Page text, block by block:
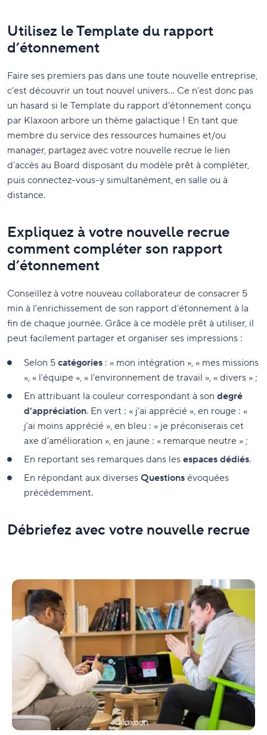
Utilisez le Template du rapport
d’étonnement
Faire ses premiers pas dans une toute nouvelle entreprise,
c’est découvrir un tout nouvel univers… Ce n’est donc pas
un hasard si le Template du rapport d’étonnement conçu
par Klaxoon arbore un thème galactique ! En tant que
membre du service des ressources humaines et/ou
manager, partagez avec votre nouvelle recrue le lien
d’accès au Board disposant du modèle prêt à compléter,
puis connectez-vous-y simultanément, en salle ou à
distance.
Expliquez à votre nouvelle recrue
comment compléter son rapport
d’étonnement
Conseillez à votre nouveau collaborateur de consacrer 5
min à l'enrichissement de son rapport d'étonnement à la
fin de chaque journée. Grâce à ce modèle prêt à utiliser, il
peut facilement partager et organiser ses impressions :
Selon 5 catégories : « mon intégration », « mes missions
», « l’équipe », « l’environnement de travail », « divers » ;
En attribuant la couleur correspondant à son degré
d’appréciation. En vert : « j’ai apprécié », en rouge : «
j’ai moins apprécié », en bleu : « je préconiserais cet
axe d’amélioration », en jaune : « remarque neutre » ;
En reportant ses remarques dans les espaces dédiés.
En répondant aux diverses Questions évoquées
précédemment.
Débriefez avec votre nouvelle recrue